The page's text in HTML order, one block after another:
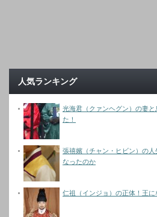
人気ランキング
光海君（クァンヘグン）の妻
た！
張禧嬪（チャン・ヒビン）の
なったのか
仁祖（インジョ）の正体！王